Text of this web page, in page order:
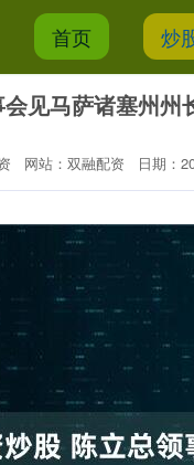
首页 炒
见马萨诸塞州州
网站：双融配资 日期：